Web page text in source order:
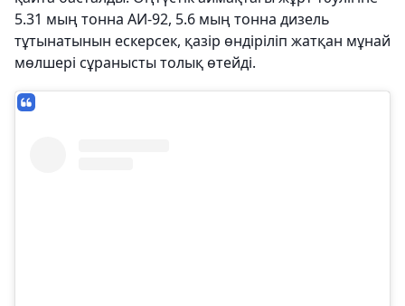
5.31 мың тонна АИ-92, 5.6 мың тонна дизель
тұтынатынын ескерсек, қазір өндіріліп жатқан мұнай
мөлшері сұранысты толық өтейді.